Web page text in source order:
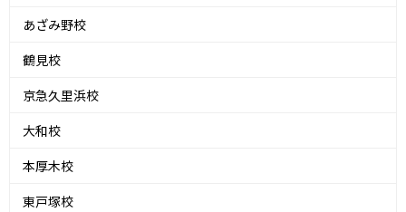
あざみ野校
鶴見校
京急久里浜校
大和校
本厚木校
東戸塚校